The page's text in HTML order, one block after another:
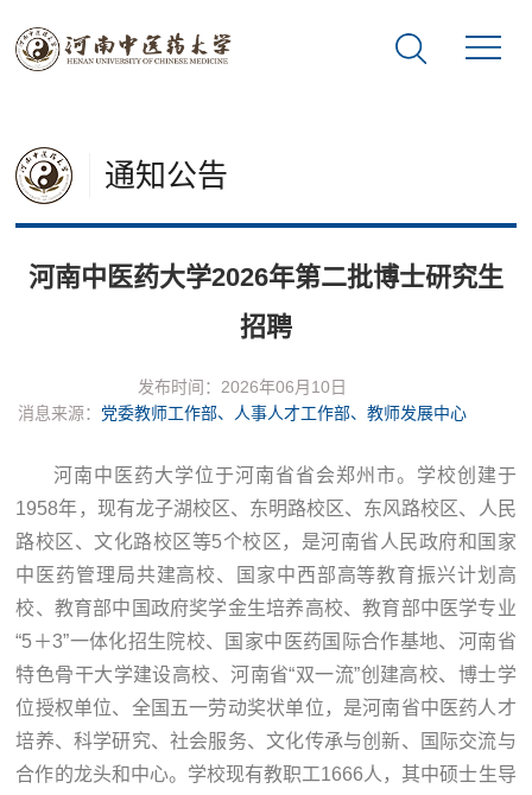
通知公告
河南中医药大学2026年第二批博士研究生
招聘
发布时间：2026年06月10日
消息来源： 党委教师工作部、人事人才工作部、教师发展中心
河南中医药大学位于河南省省会郑州市。学校创建于
1958年，现有龙子湖校区、东明路校区、东风路校区、人民
路校区、文化路校区等5个校区，是河南省人民政府和国家
中医药管理局共建高校、国家中西部高等教育振兴计划高
校、教育部中国政府奖学金生培养高校、教育部中医学专业
“5＋3”一体化招生院校、国家中医药国际合作基地、河南省
特色骨干大学建设高校、河南省“双一流”创建高校、博士学
位授权单位、全国五一劳动奖状单位，是河南省中医药人才
培养、科学研究、社会服务、文化传承与创新、国际交流与
合作的龙头和中心。学校现有教职工1666人，其中硕士生导